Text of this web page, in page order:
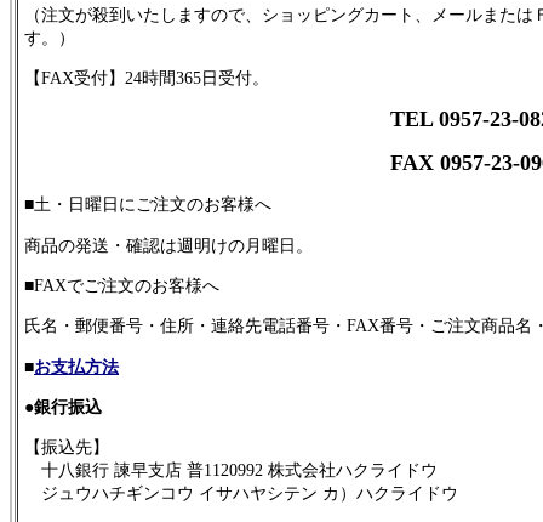
（注文が殺到いたしますので、ショッピングカート、メールまた
す。）
【FAX受付】24時間365日受付。
TEL 0957-23-
FAX 0957-23-
■土・日曜日にご注文のお客様へ
商品の発送・確認は週明けの月曜日。
■FAXでご注文のお客様へ
氏名・郵便番号・住所・連絡先電話番号・FAX番号・ご注文商品
■お支払方法
●銀行振込
【振込先】
十八銀行 諫早支店 普1120992 株式会社ハクライドウ
ジュウハチギンコウ イサハヤシテン カ）ハクライドウ